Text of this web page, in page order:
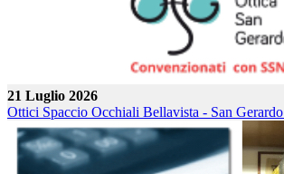
21 Luglio 2026
Ottici Spaccio Occhiali Bellavista - San Gerardo